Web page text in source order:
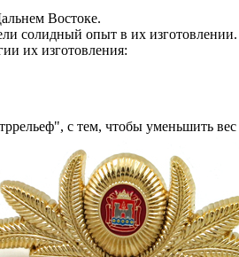
Востоке.
солидный опыт в их изготовлении.
их изготовления:
с тем, чтобы уменьшить